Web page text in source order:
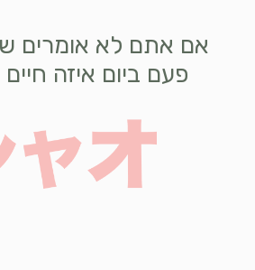
אם אתם לא אומרים
פעם ביום איזה